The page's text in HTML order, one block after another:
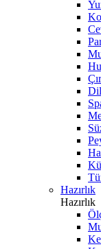
Hazırlık
Hazırlık